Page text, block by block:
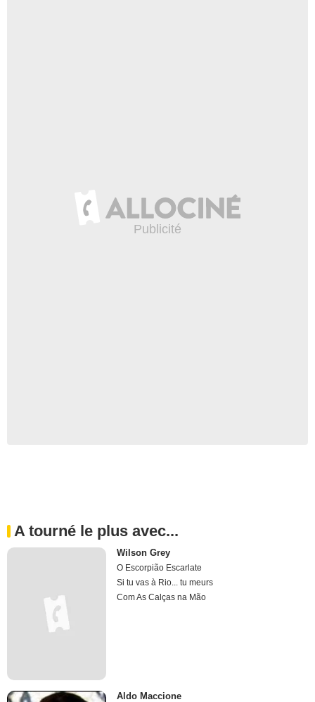
A tourné le plus avec...
Wilson Grey
O Escorpião Escarlate
Si tu vas à Rio... tu meurs
Com As Calças na Mão
Aldo Maccione